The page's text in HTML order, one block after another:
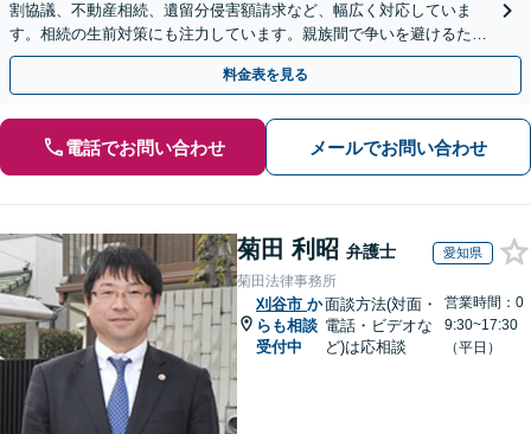
割協議、不動産相続、遺留分侵害額請求など、幅広く対応していま
す。相続の生前対策にも注力しています。親族間で争いを避けるため
にも、お早めにご相談ください。【初回面談無料】
料金表を見る
電話でお問い合わせ メールでお問い合わせ
菊田 利昭 弁護士 愛知県
菊田法律事務所
刈谷市 か
らも相談
受付中
面談方法(対面・
電話・ビデオな
ど)は応相談
営業時間：0
9:30~17:30
（平日）